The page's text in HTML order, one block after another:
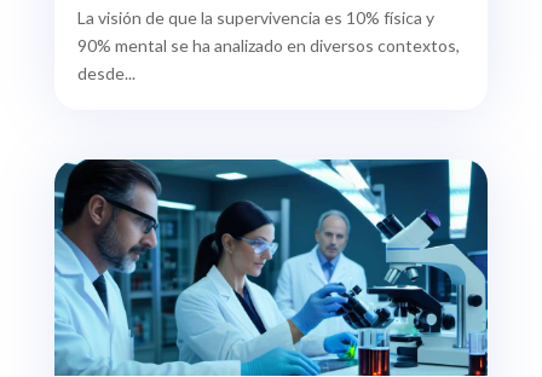
La visión de que la supervivencia es 10% física y
90% mental se ha analizado en diversos contextos,
desde...